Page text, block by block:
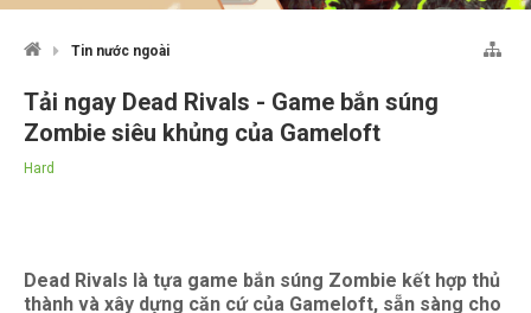
Tin nước ngoài
Tải ngay Dead Rivals - Game bắn súng
Zombie siêu khủng của Gameloft
Hard
Dead Rivals là tựa game bắn súng Zombie kết hợp thủ
thành và xây dựng căn cứ của Gameloft, sẵn sàng cho